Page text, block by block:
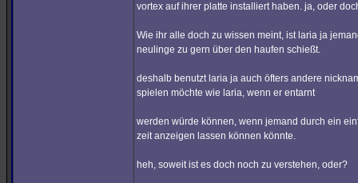
vortex auf ihrer platte installiert haben. ja, oder
Wie ihr alle doch zu wissen meint, ist laria ja
neulinge zu gern über den haufen schießt.
deshalb benutzt laria ja auch öfters andere
spielen möchte wie laria, wenn er entarnt
werden würde können, wenn jemand durch ein
zeit anzeigen lassen können könnte.
heh, soweit ist es doch noch zu verstehen, oder?